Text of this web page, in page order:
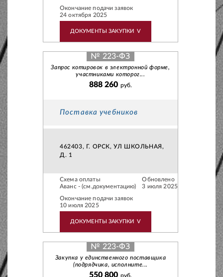
Окончание подачи заявок
24 октября 2025
ДОКУМЕНТЫ ЗАКУПКИ V
№ 223-ФЗ
Запрос котировок в электронной форме,
участниками которог...
888 260 руб.
Поставка учебников
462403, Г. ОРСК, УЛ ШКОЛЬНАЯ,
Д. 1
Схема оплаты
Аванс - (см.документацию)
Обновлено
3 июля 2025
Окончание подачи заявок
10 июля 2025
ДОКУМЕНТЫ ЗАКУПКИ V
№ 223-ФЗ
Закупка у единственного поставщика
(подрядчика, исполните...
550 800 руб.